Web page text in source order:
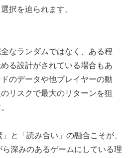
択を迫られます。
なランダムではなく、ある程
る設計がされている場合もあ
のデータや他プレイヤーの動
リスクで最大のリターンを狙
と「読み合い」の融合こそが、
深みのあるゲームにしている理